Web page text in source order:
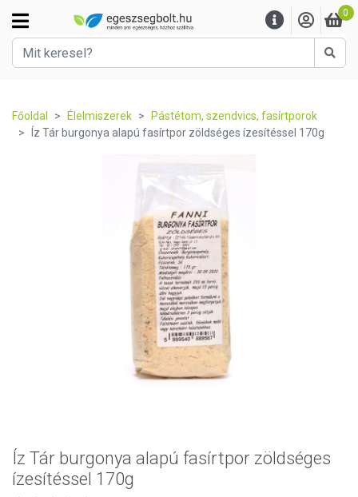
0
Főoldal Élelmiszerek
Pástétom, szendvics, fasírtporok
Íz Tár burgonya alapú fasírtpor zöldséges ízesítéssel 170g
Íz Tár burgonya alapú fasírtpor zöldséges
ízesítéssel 170g